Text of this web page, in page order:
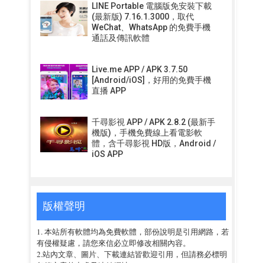
LINE Portable 電腦版免安裝下載
(最新版) 7.16.1.3000，取代
WeChat、WhatsApp 的免費手機
通話及傳訊軟體
Live.me APP / APK 3.7.50
[Android/iOS]，好用的免費手機
直播 APP
千尋影視 APP / APK 2.8.2 (最新手
機版)，手機免費線上看電影軟
體，含千尋影視 HD版，Android /
iOS APP
版權聲明
1. 本站所有軟體均為免費軟體，部份說明是引用網路，若
有侵權疑慮，請您來信必立即修改相關內容。
2.站內文章、圖片、下載連結皆歡迎引用，但請務必標明